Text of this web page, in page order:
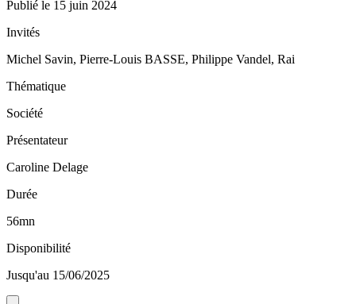
Publié le 15 juin 2024
Invités
Michel Savin, Pierre-Louis BASSE, Philippe Vandel, Rai
Thématique
Société
Présentateur
Caroline Delage
Durée
56mn
Disponibilité
Jusqu'au 15/06/2025